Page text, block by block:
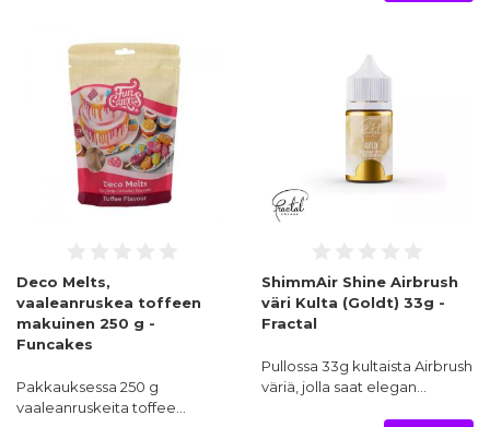
Deco Melts,
vaaleanruskea toffeen
makuinen 250 g -
Funcakes
Pakkauksessa 250 g
vaaleanruskeita toffee…
ShimmAir Shine Airbrush
väri Kulta (Goldt) 33g -
Fractal
Pullossa 33g kultaista Airbrush
väriä, jolla saat elegan…